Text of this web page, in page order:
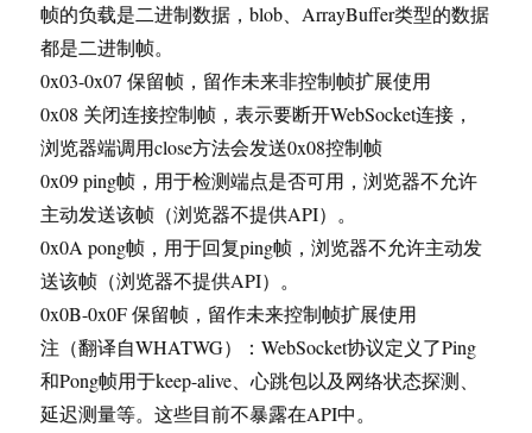
帧的负载是二进制数据，blob、ArrayBuffer类型的数据
都是二进制帧。
0x03-0x07 保留帧，留作未来非控制帧扩展使用
0x08 关闭连接控制帧，表示要断开WebSocket连接，
浏览器端调用close方法会发送0x08控制帧
0x09 ping帧，用于检测端点是否可用，浏览器不允许
主动发送该帧（浏览器不提供API）。
0x0A pong帧，用于回复ping帧，浏览器不允许主动发
送该帧（浏览器不提供API）。
0x0B-0x0F 保留帧，留作未来控制帧扩展使用
注（翻译自WHATWG）：WebSocket协议定义了Ping
和Pong帧用于keep-alive、心跳包以及网络状态探测、
延迟测量等。这些目前不暴露在API中。